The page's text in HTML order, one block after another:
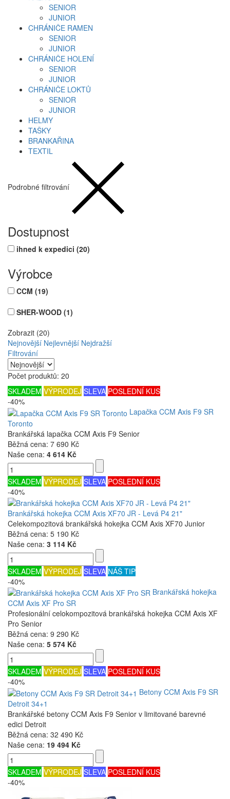
SENIOR
JUNIOR
CHRÁNIČE RAMEN
SENIOR
JUNIOR
CHRÁNIČE HOLENÍ
SENIOR
JUNIOR
CHRÁNIČE LOKTŮ
SENIOR
JUNIOR
HELMY
TAŠKY
BRANKAŘINA
TEXTIL
Podrobné filtrování
Dostupnost
ihned k expedici (20)
Výrobce
CCM (19)
SHER-WOOD (1)
Zobrazit (20)
Nejnovější Nejlevnější Nejdražší
Filtrování
Počet produktů: 20
SKLADEM VÝPRODEJ SLEVA POSLEDNÍ KUS
-40%
Lapačka CCM Axis F9 SR
Toronto
Brankářská lapačka CCM Axis F9 Senior
Běžná cena: 7 690 Kč
Naše cena: 4 614 Kč
SKLADEM VÝPRODEJ SLEVA POSLEDNÍ KUS
-40%
Brankářská hokejka CCM Axis XF70 JR - Levá P4 21"
Celekompozitová brankářská hokejka CCM Axis XF70 Junior
Běžná cena: 5 190 Kč
Naše cena: 3 114 Kč
SKLADEM VÝPRODEJ SLEVA NÁŠ TIP
-40%
Brankářská hokejka
CCM Axis XF Pro SR
Profesionální celokompozitová brankářská hokejka CCM Axis XF
Pro Senior
Běžná cena: 9 290 Kč
Naše cena: 5 574 Kč
SKLADEM VÝPRODEJ SLEVA POSLEDNÍ KUS
-40%
Betony CCM Axis F9 SR
Detroit 34+1
Brankářské betony CCM Axis F9 Senior v limitované barevné
edici Detroit
Běžná cena: 32 490 Kč
Naše cena: 19 494 Kč
SKLADEM VÝPRODEJ SLEVA POSLEDNÍ KUS
-40%